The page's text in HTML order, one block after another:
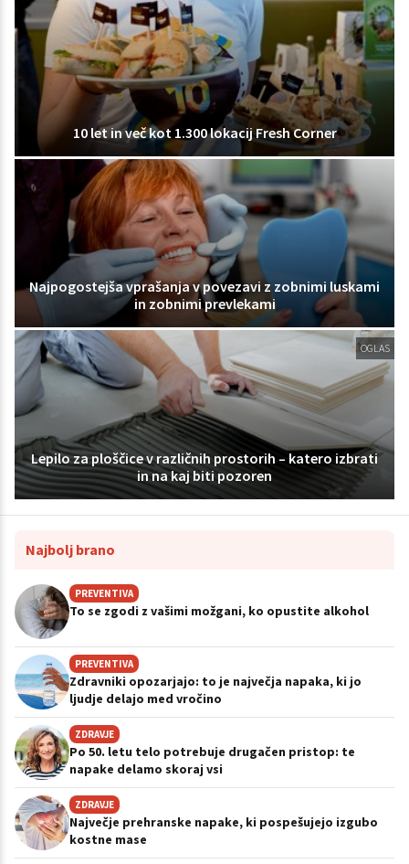
10 let in več kot 1.300 lokacij Fresh Corner
Najpogostejša vprašanja v povezavi z zobnimi luskami
in zobnimi prevlekami
OGLAS
Lepilo za ploščice v različnih prostorih – katero izbrati
in na kaj biti pozoren
Najbolj brano
PREVENTIVA
To se zgodi z vašimi možgani, ko opustite alkohol
PREVENTIVA
Zdravniki opozarjajo: to je največja napaka, ki jo
ljudje delajo med vročino
ZDRAVJE
Po 50. letu telo potrebuje drugačen pristop: te
napake delamo skoraj vsi
ZDRAVJE
Največje prehranske napake, ki pospešujejo izgubo
kostne mase